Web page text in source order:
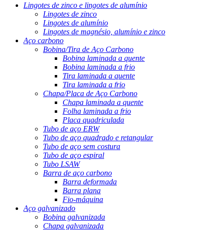
Lingotes de zinco e lingotes de alumínio
Lingotes de zinco
Lingotes de alumínio
Lingotes de magnésio, alumínio e zinco
Aço carbono
Bobina/Tira de Aço Carbono
Bobina laminada a quente
Bobina laminada a frio
Tira laminada a quente
Tira laminada a frio
Chapa/Placa de Aço Carbono
Chapa laminada a quente
Folha laminada a frio
Placa quadriculada
Tubo de aço ERW
Tubo de aço quadrado e retangular
Tubo de aço sem costura
Tubo de aço espiral
Tubo LSAW
Barra de aço carbono
Barra deformada
Barra plana
Fio-máquina
Aço galvanizado
Bobina galvanizada
Chapa galvanizada